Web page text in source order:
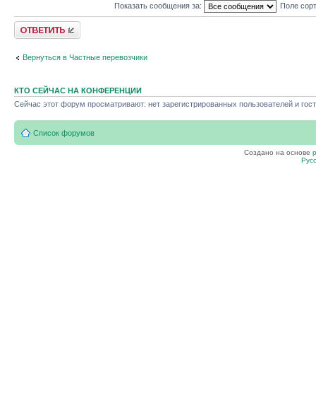
Показать сообщения за: Поле
Ответить
Вернуться в Частные перевозчики
КТО СЕЙЧАС НА КОНФЕРЕНЦИИ
Сейчас этот форум просматривают: нет зарегистрированных пользователей и
Список форумов
Создано на основе